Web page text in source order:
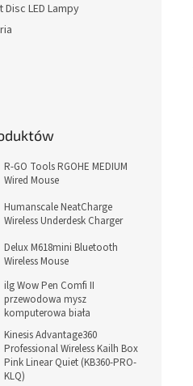
Disc LED Lampy
R-GO Tools RGOHE MEDIUM
Wired Mouse
Humanscale NeatCharge
Wireless Underdesk Charger
Delux M618mini Bluetooth
Wireless Mouse
ilg Wow Pen Comfi II
przewodowa mysz
komputerowa biała
Kinesis Advantage360
Professional Wireless Kailh Box
Pink Linear Quiet (KB360-PRO-
KLQ)